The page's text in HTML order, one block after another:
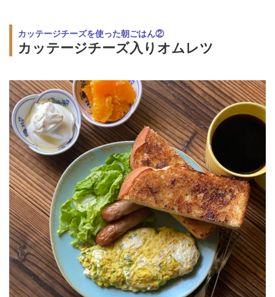
カッテージチーズを使った朝ごはん②
カッテージチーズ入りオムレツ